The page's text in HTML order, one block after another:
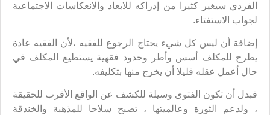
الفردي سيغير كثيرا من إدراكه للابعاد والانعكاسات الاجتماعية
لجواب الاستفتاء.
إضافة أن ليس كل شيء يحتاج الرجوع للفقيه ،لأن الفقيه عادة
يطرح للمكلف أسس وأطر وحدود فقهية يستطيع المكلف في
حال أعمل عقله قليلا أن يخرج منها بتكليفه.
فبدل أن تكون الفتوى وسيلة للكشف عن الواقع الأقرب للحقيقة
، ولدعم الثورة وعالميتها ، تصبح سلاحا للمذهبة والخندقة